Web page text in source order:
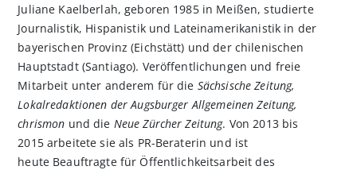
Juliane Kaelberlah, geboren 1985 in Meißen, studierte
Journalistik, Hispanistik und Lateinamerikanistik in der
bayerischen Provinz (Eichstätt) und der chilenischen
Hauptstadt (Santiago). Veröffentlichungen und freie
Mitarbeit unter anderem für die Sächsische Zeitung,
Lokalredaktionen der Augsburger Allgemeinen Zeitung,
chrismon und die Neue Zürcher Zeitung. Von 2013 bis
2015 arbeitete sie als PR-Beraterin und ist
heute Beauftragte für Öffentlichkeitsarbeit des